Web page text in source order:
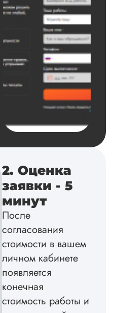
Данила
Вид работы:
Диссертация
Дата:2025-03-15
Автору огромное
спасибо за
сам подобрал
литературу,
оформил и провел
подробное
провел. Спасибо
содействие, буду и
Вика
Диссертация
2. Оценка
заявки - 5
минут
После
согласования
стоимости в вашем
личном кабинете
появляется
конечная
стоимость работы и